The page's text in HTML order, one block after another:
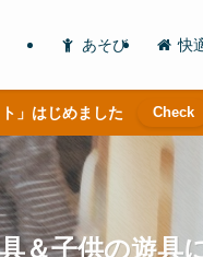
あそび 快
」はじめました Check
＆子供の遊具